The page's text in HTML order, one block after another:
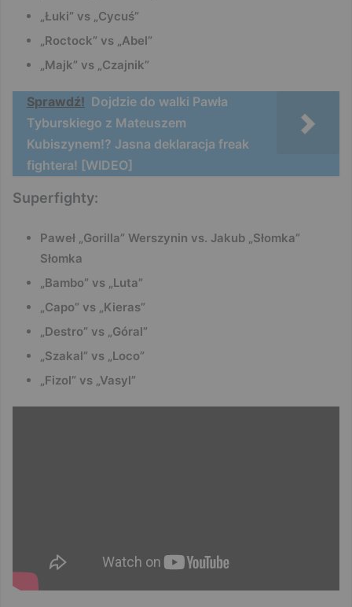
„Łuki” vs „Cycuś”
„Roctock” vs „Abel”
„Majk” vs „Czajnik”
Sprawdź! Dojdzie do walki Pawła
Tyburskiego z Mateuszem
Kubiszynem!? Jasna deklaracja freak
fightera! [WIDEO]
Superfighty:
Paweł „Gorilla” Werszynin vs. Jakub „Słomka”
Słomka
„Bambo” vs „Luta”
„Capo” vs „Kieras”
„Destro” vs „Góral”
„Szakal” vs „Loco”
„Fizol” vs „Vasyl”